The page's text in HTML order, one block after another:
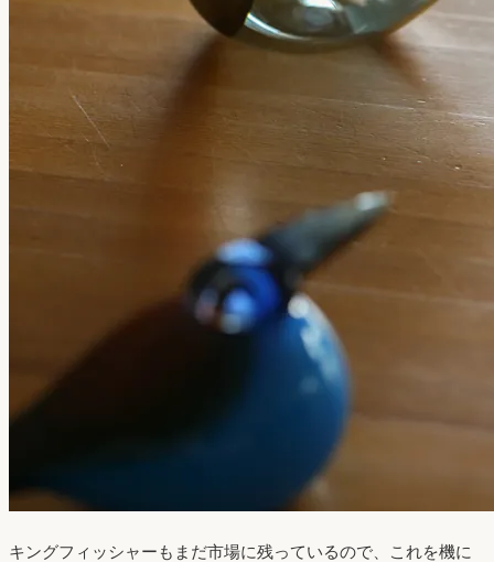
キングフィッシャーもまだ市場に残っているので、これを機に